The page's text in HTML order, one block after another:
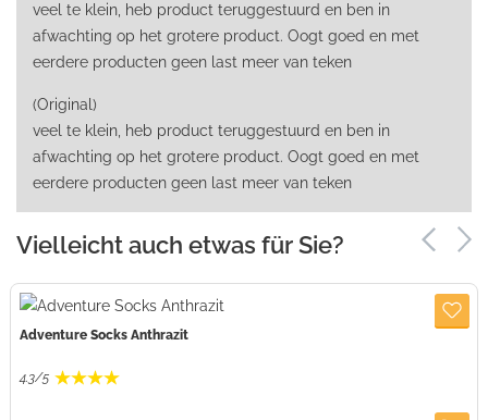
veel te klein, heb product teruggestuurd en ben in
afwachting op het grotere product. Oogt goed en met
eerdere producten geen last meer van teken
(Original)
veel te klein, heb product teruggestuurd en ben in
afwachting op het grotere product. Oogt goed en met
eerdere producten geen last meer van teken
Vielleicht auch etwas für Sie?
Adventure Socks Anthrazit
4.3/5